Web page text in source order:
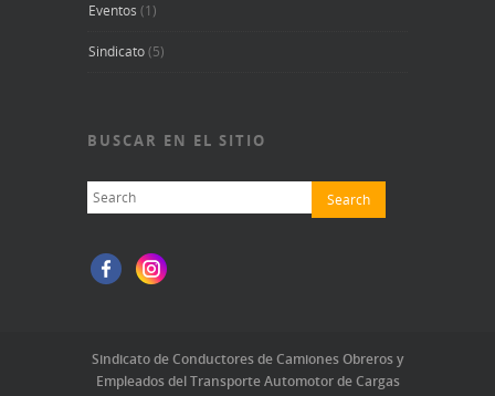
Eventos (1)
Sindicato(5)
BUSCAR EN EL SITIO
Sindicato de Conductores de Camiones Obreros y
Empleados del Transporte Automotor de Cargas